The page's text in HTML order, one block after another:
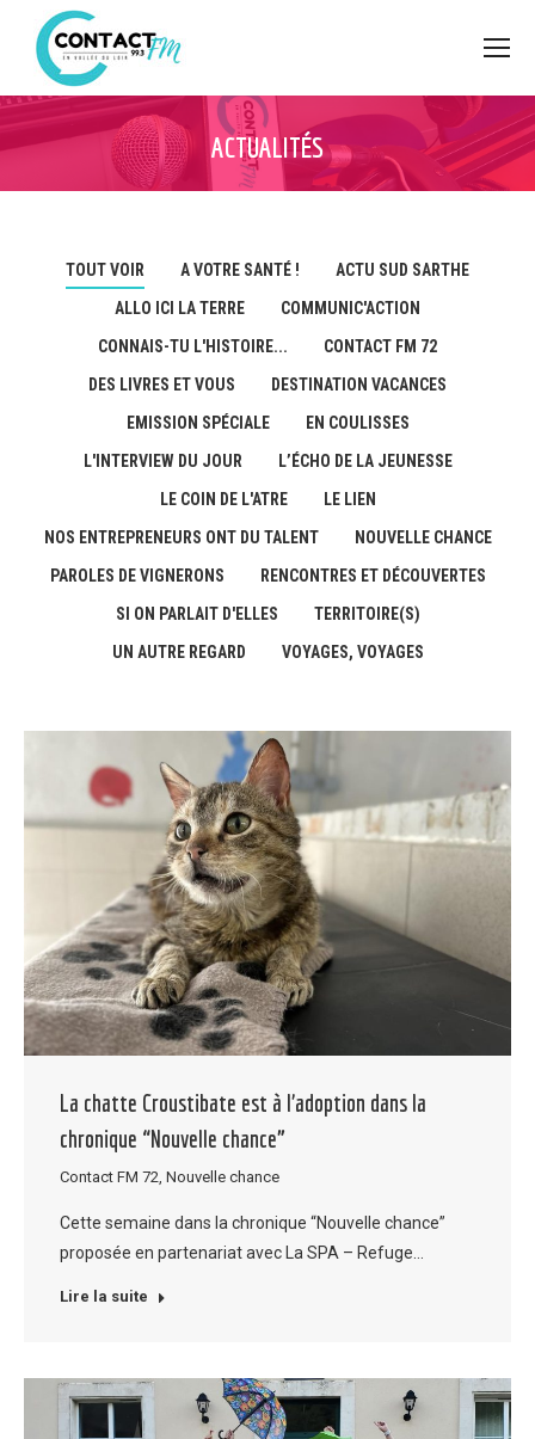
ACTUALITÉS
TOUT VOIR A VOTRE SANTÉ !
ACTU SUD SARTHE
ALLO ICI LA TERRE
COMMUNIC'ACTION
CONNAIS-TU L'HISTOIRE...
CONTACT FM 72
DES LIVRES ET VOUS
DESTINATION VACANCES
EMISSION SPÉCIALE
EN COULISSES
L'INTERVIEW DU JOUR
L’ÉCHO DE LA JEUNESSE
LE COIN DE L'ATRE
LE LIEN
NOS ENTREPRENEURS ONT DU TALENT
NOUVELLE CHANCE
PAROLES DE VIGNERONS
RENCONTRES ET DÉCOUVERTES
SI ON PARLAIT D'ELLES
TERRITOIRE(S)
UN AUTRE REGARD
VOYAGES, VOYAGES
La chatte Croustibate est à l’adoption dans la
chronique “Nouvelle chance”
Contact FM 72 Nouvelle chance
Cette semaine dans la chronique “Nouvelle chance”
proposée en partenariat avec La SPA – Refuge…
Lire la suite